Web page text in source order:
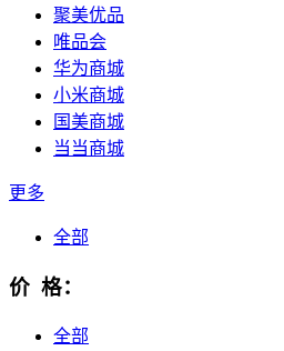
聚美优品
唯品会
华为商城
小米商城
国美商城
当当商城
更多
全部
价 格：
全部